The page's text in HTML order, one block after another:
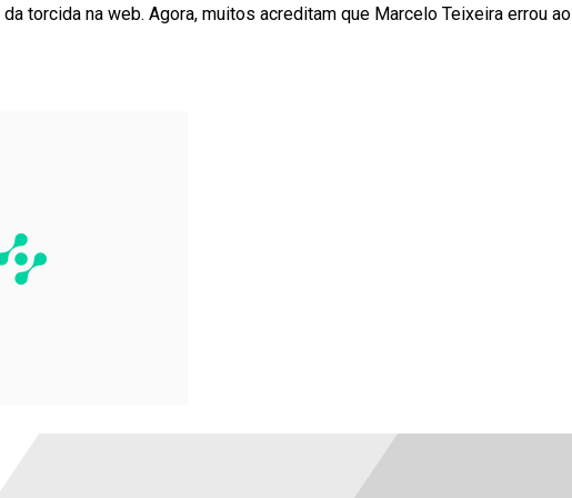
da torcida na web. Agora, muitos acreditam que Marcelo Teixeira errou ao